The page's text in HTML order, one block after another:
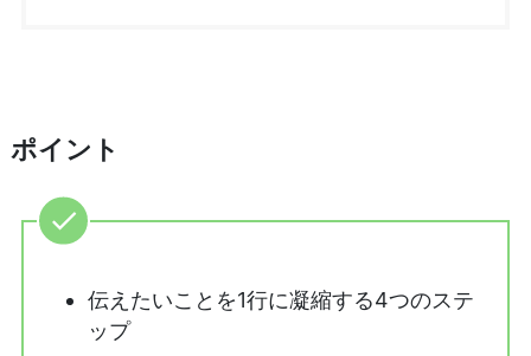
ポイント
伝えたいことを1行に凝縮する4つのステ
ップ